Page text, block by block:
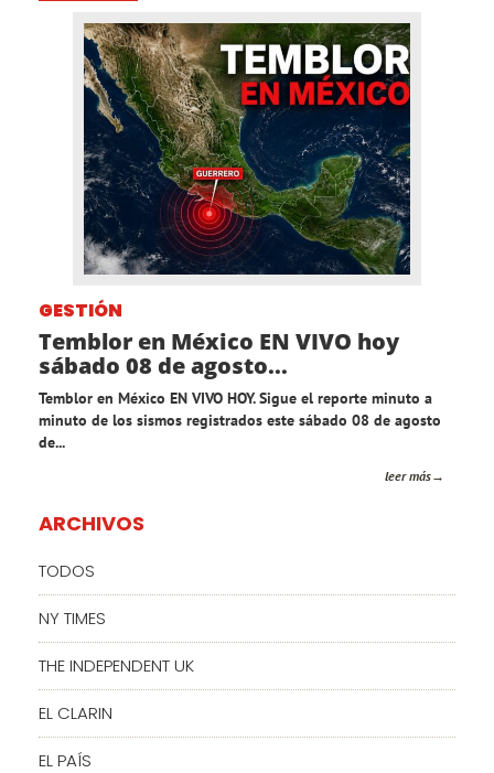
GESTIÓN
Temblor en México EN VIVO hoy
sábado 08 de agosto...
Temblor en México EN VIVO HOY. Sigue el reporte minuto a
minuto de los sismos registrados este sábado 08 de agosto
de...
leer más
ARCHIVOS
TODOS
NY TIMES
THE INDEPENDENT UK
EL CLARIN
EL PAÍS